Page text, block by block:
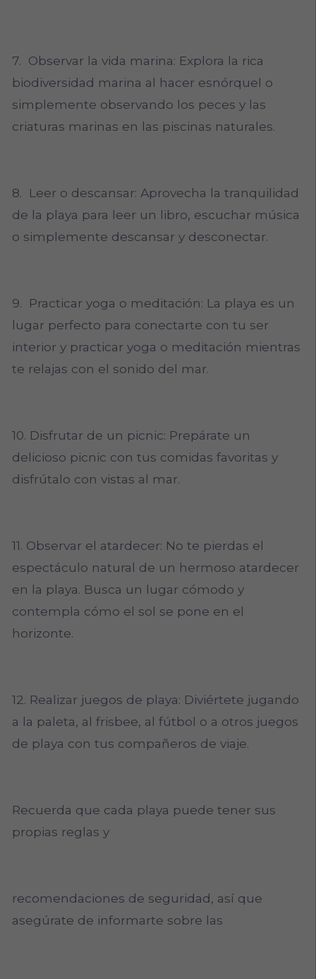
7. Observar la vida marina: Explora la rica
biodiversidad marina al hacer esnórquel o
simplemente observando los peces y las
criaturas marinas en las piscinas naturales.
8. Leer o descansar: Aprovecha la tranquilidad
de la playa para leer un libro, escuchar música
o simplemente descansar y desconectar.
9. Practicar yoga o meditación: La playa es un
lugar perfecto para conectarte con tu ser
interior y practicar yoga o meditación mientras
te relajas con el sonido del mar.
10. Disfrutar de un picnic: Prepárate un
delicioso picnic con tus comidas favoritas y
disfrútalo con vistas al mar.
11. Observar el atardecer: No te pierdas el
espectáculo natural de un hermoso atardecer
en la playa. Busca un lugar cómodo y
contempla cómo el sol se pone en el
horizonte.
12. Realizar juegos de playa: Diviértete jugando
a la paleta, al frisbee, al fútbol o a otros juegos
de playa con tus compañeros de viaje.
Recuerda que cada playa puede tener sus
propias reglas y
recomendaciones de seguridad, así que
asegúrate de informarte sobre las